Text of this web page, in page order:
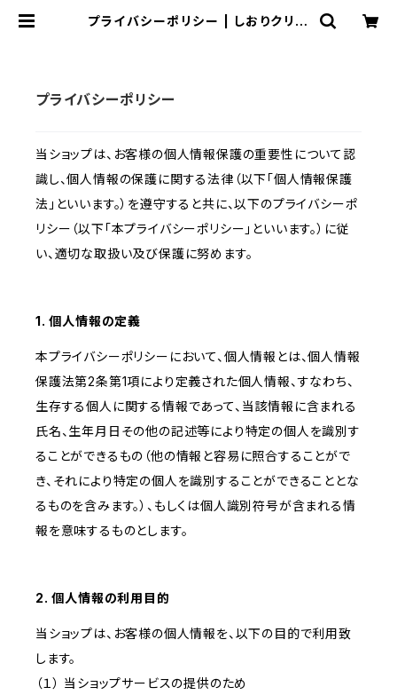
プライバシーポリシー | しおりクリニ
プライバシーポリシー
当ショップは、お客様の個人情報保護の重要性について認
識し、個人情報の保護に関する法律（以下「個人情報保護
法」といいます。）を遵守すると共に、以下のプライバシーポ
リシー（以下「本プライバシーポリシー」といいます。）に従
い、適切な取扱い及び保護に努めます。
1. 個人情報の定義
本プライバシーポリシーにおいて、個人情報とは、個人情報
保護法第2条第1項により定義された個人情報、すなわち、
生存する個人に関する情報であって、当該情報に含まれる
氏名、生年月日その他の記述等により特定の個人を識別す
ることができるもの（他の情報と容易に照合することがで
き、それにより特定の個人を識別することができることとな
るものを含みます。）、もしくは個人識別符号が含まれる情
報を意味するものとします。
2. 個人情報の利用目的
当ショップは、お客様の個人情報を、以下の目的で利用致
します。
（１） 当ショップサービスの提供のため